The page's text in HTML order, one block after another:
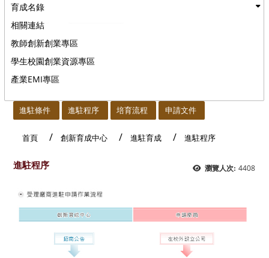
育成名錄
相關連結
教師創新創業專區
學生校園創業資源專區
產業EMI專區
進駐條件 進駐程序 培育流程 申請文件
首頁 創新育成中心 進駐育成 進駐程序
瀏覽人次: 4408
進駐程序